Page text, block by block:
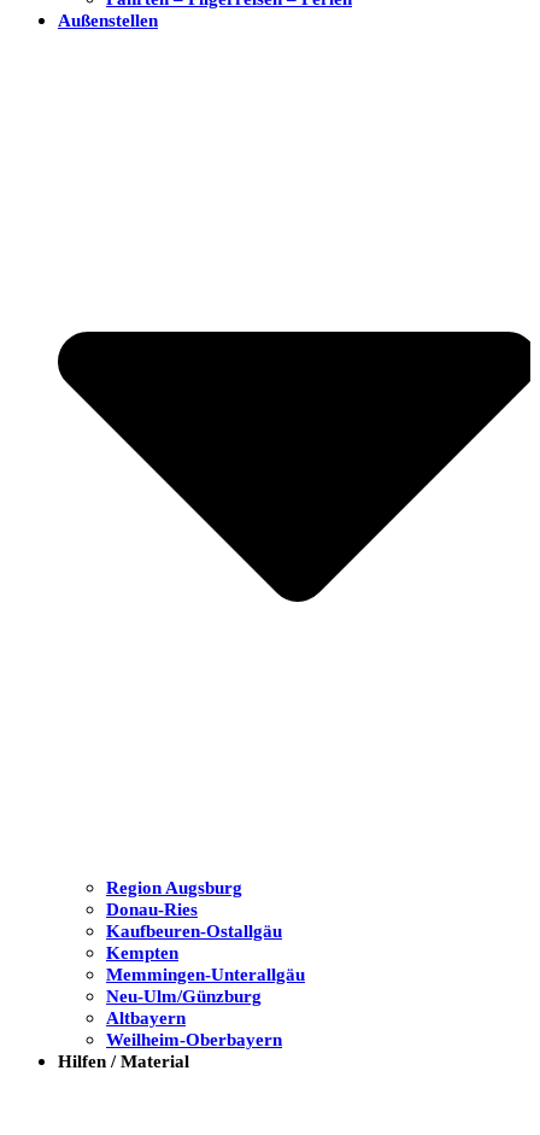
Außenstellen
Region Augsburg
Donau-Ries
Kaufbeuren-Ostallgäu
Kempten
Memmingen-Unterallgäu
Neu-Ulm/Günzburg
Altbayern
Weilheim-Oberbayern
Hilfen / Material